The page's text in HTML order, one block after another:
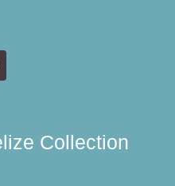
Collection